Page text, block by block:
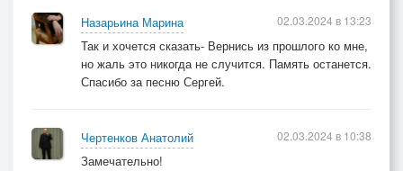
Назарьина Марина
Так и хочется сказать- Вернись из прошлого ко мне,
но жаль это никогда не случится. Память останется.
Спасибо за песню Сергей.
02.03.2024 в 13:23
Чертенков Анатолий
Замечательно!
02.03.2024 в 10:38